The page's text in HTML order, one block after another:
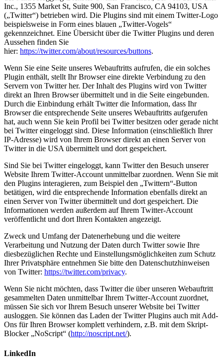
Inc., 1355 Market St, Suite 900, San Francisco, CA 94103, USA
(„Twitter“) betrieben wird. Die Plugins sind mit einem Twitter-Logo
beispielsweise in Form eines blauen „Twitter-Vogels“
gekennzeichnet. Eine Übersicht über die Twitter Plugins und deren
Aussehen finden Sie
hier: https://twitter.com/about/resources/buttons.
Wenn Sie eine Seite unseres Webauftritts aufrufen, die ein solches
Plugin enthält, stellt Ihr Browser eine direkte Verbindung zu den
Servern von Twitter her. Der Inhalt des Plugins wird von Twitter
direkt an Ihren Browser übermittelt und in die Seite eingebunden.
Durch die Einbindung erhält Twitter die Information, dass Ihr
Browser die entsprechende Seite unseres Webauftritts aufgerufen
hat, auch wenn Sie kein Profil bei Twitter besitzen oder gerade nicht
bei Twitter eingeloggt sind. Diese Information (einschließlich Ihrer
IP-Adresse) wird von Ihrem Browser direkt an einen Server von
Twitter in die USA übermittelt und dort gespeichert.
Sind Sie bei Twitter eingeloggt, kann Twitter den Besuch unserer
Website Ihrem Twitter-Account unmittelbar zuordnen. Wenn Sie mit
den Plugins interagieren, zum Beispiel den „Twittern“-Button
betätigen, wird die entsprechende Information ebenfalls direkt an
einen Server von Twitter übermittelt und dort gespeichert. Die
Informationen werden außerdem auf Ihrem Twitter-Account
veröffentlicht und dort Ihren Kontakten angezeigt.
Zweck und Umfang der Datenerhebung und die weitere
Verarbeitung und Nutzung der Daten durch Twitter sowie Ihre
diesbezüglichen Rechte und Einstellungsmöglichkeiten zum Schutz
Ihrer Privatsphäre entnehmen Sie bitte den Datenschutzhinweisen
von Twitter: https://twitter.com/privacy.
Wenn Sie nicht möchten, dass Twitter die über unseren Webauftritt
gesammelten Daten unmittelbar Ihrem Twitter-Account zuordnet,
müssen Sie sich vor Ihrem Besuch unserer Website bei Twitter
ausloggen. Sie können das Laden der Twitter Plugins auch mit Add-
Ons für Ihren Browser komplett verhindern, z.B. mit dem Skript-
Blocker „NoScript“ (http://noscript.net/).
LinkedIn